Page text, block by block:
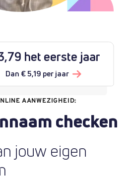
AANWEZIGHEID:
checken
jouw eigen
het eerste jaar
Dan € 5,19 per jaar